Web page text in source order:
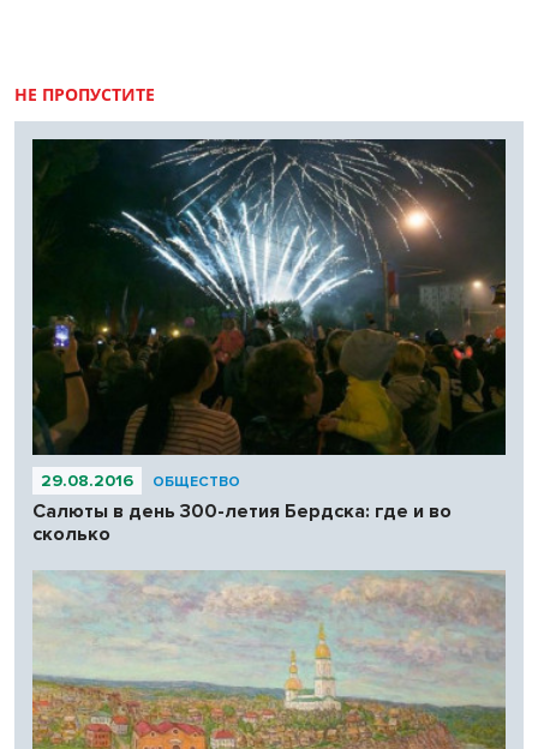
НЕ ПРОПУСТИТЕ
29.08.2016 ОБЩЕСТВО
Салюты в день 300-летия Бердска: где и во
сколько